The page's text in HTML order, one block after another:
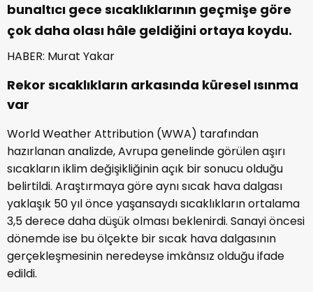
bunaltıcı gece sıcaklıklarının geçmişe göre
çok daha olası hâle geldiğini ortaya koydu.
HABER: Murat Yakar
Rekor sıcaklıkların arkasında küresel ısınma
var
World Weather Attribution (WWA) tarafından
hazırlanan analizde, Avrupa genelinde görülen aşırı
sıcakların iklim değişikliğinin açık bir sonucu olduğu
belirtildi. Araştırmaya göre aynı sıcak hava dalgası
yaklaşık 50 yıl önce yaşansaydı sıcaklıkların ortalama
3,5 derece daha düşük olması beklenirdi. Sanayi öncesi
dönemde ise bu ölçekte bir sıcak hava dalgasının
gerçekleşmesinin neredeyse imkânsız olduğu ifade
edildi.